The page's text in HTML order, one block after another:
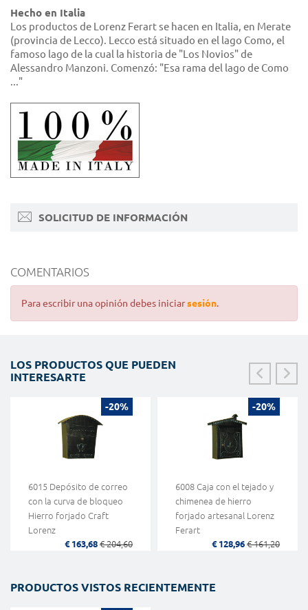
Hecho en Italia
Los productos de Lorenz Ferart se hacen en Italia, en Merate
(provincia de Lecco). Lecco está situado en el lago Como, el
famoso lago de la cual la historia de "Los Novios" de
Alessandro Manzoni. Comenzó: "Esa rama del lago de Como
..."
SOLICITUD DE INFORMACIÓN
COMENTARIOS
Para escribir una opinión debes iniciarsesión.
LOS PRODUCTOS QUE PUEDEN
INTERESARTE
-20%
6015 Depósito de correo
con la curva de bloqueo
Hierro forjado Craft
Lorenz
€ 163,68 € 204,60
-20%
6008 Caja con el tejado y
chimenea de hierro
forjado artesanal Lorenz
Ferart
€ 128,96 € 161,20
PRODUCTOS VISTOS RECIENTEMENTE